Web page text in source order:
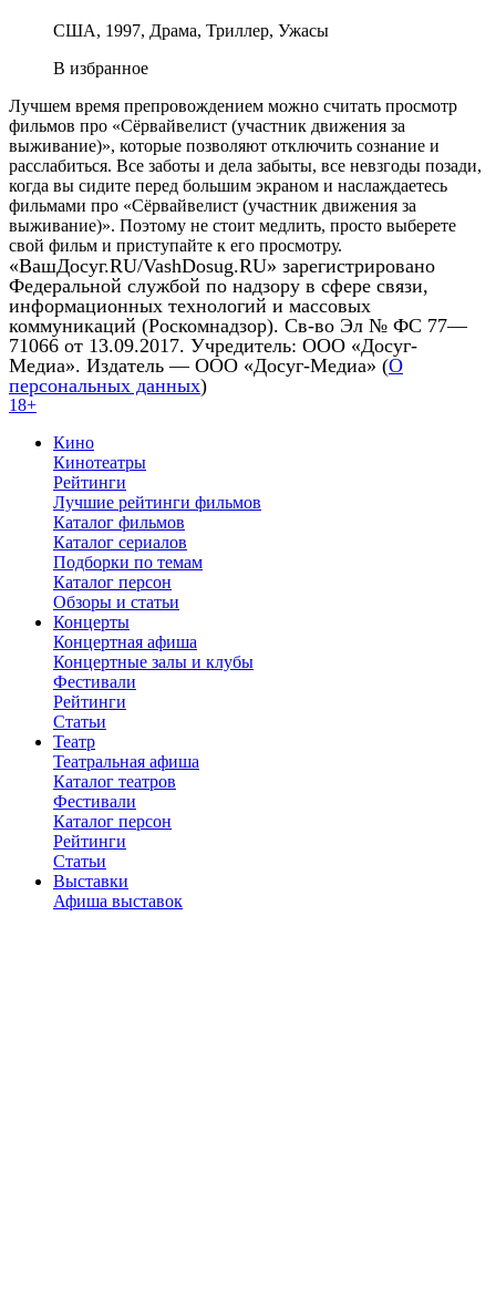
США, 1997, Драма, Триллер, Ужасы
В избранное
Лучшем время препровождением можно считать просмотр
фильмов про «Сёрвайвелист (участник движения за
выживание)», которые позволяют отключить сознание и
расслабиться. Все заботы и дела забыты, все невзгоды позади,
когда вы сидите перед большим экраном и наслаждаетесь
фильмами про «Сёрвайвелист (участник движения за
выживание)». Поэтому не стоит медлить, просто выберете
свой фильм и приступайте к его просмотру.
«ВашДосуг.RU/VashDosug.RU» зарегистрировано
Федеральной службой по надзору в сфере связи,
информационных технологий и массовых
коммуникаций (Роскомнадзор). Св-во Эл № ФС 77—
71066 от 13.09.2017. Учредитель: ООО «Досуг-
Медиа». Издатель — ООО «Досуг-Медиа» (О
персональных данных)
18+
Кино
Кинотеатры
Рейтинги
Лучшие рейтинги фильмов
Каталог фильмов
Каталог сериалов
Подборки по темам
Каталог персон
Обзоры и статьи
Концерты
Концертная афиша
Концертные залы и клубы
Фестивали
Рейтинги
Статьи
Театр
Театральная афиша
Каталог театров
Фестивали
Каталог персон
Рейтинги
Статьи
Выставки
Афиша выставок